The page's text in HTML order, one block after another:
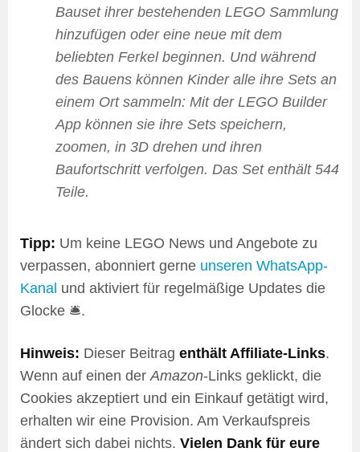
Bauset ihrer bestehenden LEGO Sammlung
hinzufügen oder eine neue mit dem
beliebten Ferkel beginnen. Und während
des Bauens können Kinder alle ihre Sets an
einem Ort sammeln: Mit der LEGO Builder
App können sie ihre Sets speichern,
zoomen, in 3D drehen und ihren
Baufortschritt verfolgen. Das Set enthält 544
Teile.
Tipp: Um keine LEGO News und Angebote zu
verpassen, abonniert gerne unseren WhatsApp-
Kanal und aktiviert für regelmäßige Updates die
Glocke 🛎️.
Hinweis: Dieser Beitrag enthält Affiliate-Links.
Wenn auf einen der Amazon-Links geklickt, die
Cookies akzeptiert und ein Einkauf getätigt wird,
erhalten wir eine Provision. Am Verkaufspreis
ändert sich dabei nichts. Vielen Dank für eure